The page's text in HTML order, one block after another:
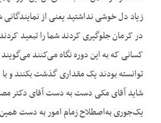
زیاد دل خوشی نداشتید یعنی از
در کرمان جلوگیری کردند شما را تبعید
کسانی که به این دوره نگاه می‌کنند
توانسته بودند یک مقداری گذشت بکنند و
شاید آقای مکی دست به دست آقای دکتر
یک‌جوری به‌اصطلاح زمام امور به دست همین